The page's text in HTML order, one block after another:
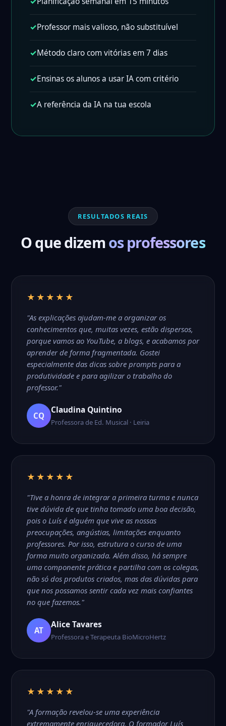
✓Professor mais valioso, não substituível
✓Método claro com vitórias em 7 dias
✓Ensinas os alunos a usar IA com critério
✓A referência da IA na tua escola
RESULTADOS REAIS
O que dizemos professores
★★★★★
"As explicações ajudam-me a organizar os
conhecimentos que, muitas vezes, estão dispersos,
porque vamos ao YouTube, a blogs, e acabamos por
aprender de forma fragmentada. Gostei
especialmente das dicas sobre prompts para a
produtividade e para agilizar o trabalho do
professor."
CQ
Claudina Quintino
Professora de Ed. Musical · Leiria
★★★★★
"Tive a honra de integrar a primeira turma e nunca
tive dúvida de que tinha tomado uma boa decisão,
pois o Luís é alguém que vive as nossas
preocupações, angústias, limitações enquanto
professores. Por isso, estrutura o curso de uma
forma muito organizada. Além disso, há sempre
uma componente prática e partilha com os colegas,
não só dos produtos criados, mas das dúvidas para
que nos possamos sentir cada vez mais confiantes
no que fazemos."
AT
Alice Tavares
Professora e Terapeuta BioMicroHertz
★★★★★
"A formação revelou-se uma experiência
extremamente enriquecedora. O formador Luís